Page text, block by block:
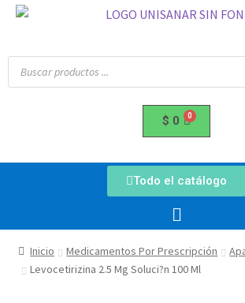
$ 0
Todo el catálogo
Inicio Medicamentos Por Prescripción
Levocetirizina 2.5 Mg Soluci?n 100 Ml